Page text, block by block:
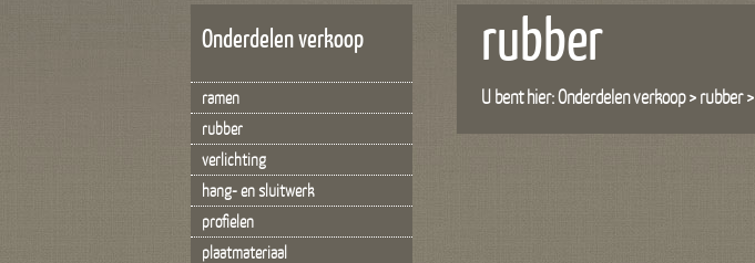
Onderdelen verkoop
ramen
rubber
verlichting
hang- en sluitwerk
profielen
plaatmateriaal
rubber
U bent hier:Onderdelen verkoop>rubber>